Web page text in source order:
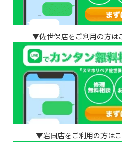
▼佐世保店をご利用の方は
▼岩国店をご利用の方は